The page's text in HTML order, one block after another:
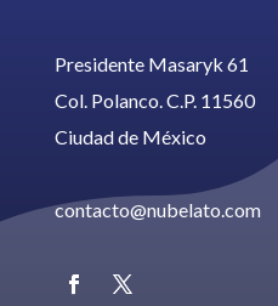
Presidente Masaryk 61
Col. Polanco. C.P. 11560
Ciudad de México
contacto@nubelato.com